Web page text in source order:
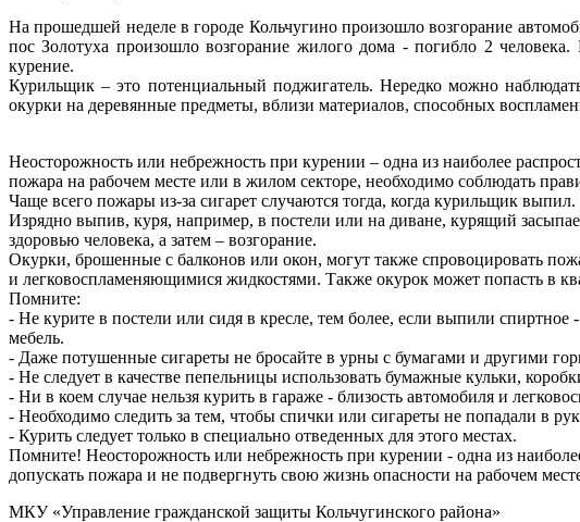
На прошедшей неделе в городе Кольчугино произошло возгорание
пос Золотуха произошло возгорание жилого дома - погибло 2
курение.
Курильщик – это потенциальный поджигатель. Нередко можно
окурки на деревянные предметы, вблизи материалов, способных
Неосторожность или небрежность при курении – одна из наиболее
пожара на рабочем месте или в жилом секторе, необходимо соблюдать
Чаще всего пожары из-за сигарет случаются тогда, когда курильщик
Изрядно выпив, куря, например, в постели или на диване, курящий
здоровью человека, а затем – возгорание.
Окурки, брошенные с балконов или окон, могут также спровоцировать
и легковоспламеняющимися жидкостями. Также окурок может попасть в
Помните:
- Не курите в постели или сидя в кресле, тем более, если выпили
мебель.
- Даже потушенные сигареты не бросайте в урны с бумагами и другими
- Не следует в качестве пепельницы использовать бумажные кульки,
- Ни в коем случае нельзя курить в гараже - близость автомобиля и
- Необходимо следить за тем, чтобы спички или сигареты не попадали в
- Курить следует только в специально отведенных для этого местах.
Помните! Неосторожность или небрежность при курении - одна из
допускать пожара и не подвергнуть свою жизнь опасности на рабочем
МКУ «Управление гражданской защиты Кольчугинского района»